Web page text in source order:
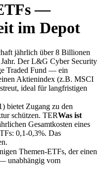
—
im Depot
jährlich über 8 Billionen
Der L&G Cyber Security
Traded Fund — ein
Aktienindex (z.B. MSCI
ideal für langfristigen
bietet Zugang zu den
schützen. TERWas ist
Gesamtkosten eines
0,1-0,3%. Das
Themen-ETFs, der einen
unabhängig vom